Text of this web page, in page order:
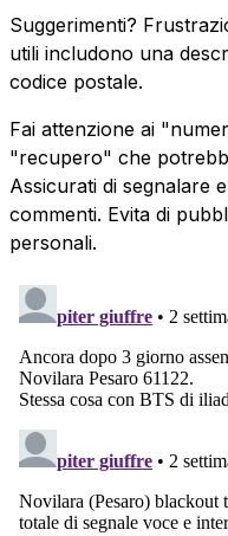
Suggerimenti?
utili includono una
codice postale.
Fai attenzione ai
"recupero" che
Assicurati di segnalare
commenti. Evita di
personali.